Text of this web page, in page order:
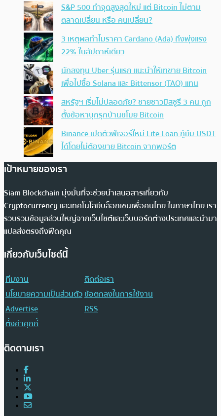
S&P 500 ทำจุดสูงสุดใหม่ แต่ Bitcoin ไม่ตาม
ตลาดเปลี่ยน หรือ คนเปลี่ยน?
3 เหตุผลทำไมราคา Cardano (Ada) ถึงพุ่งแรง
22% ในสัปดาห์เดียว
นักลงทุน Uber รุ่นแรก แนะนำให้เทขาย Bitcoin
เพื่อไปซื้อ Solana และ Bittensor (TAO) แทน
สหรัฐฯ เริ่มไม่ปลอดภัย? ชายชาวมิสซูรี 3 คน ถูก
ตั้งข้อหาบุกรุกบ้านขโมย Bitcoin
Binance เปิดตัวฟีเจอร์ใหม่ Lite Loan กู้ยืม USDT
ได้โดยไม่ต้องขาย Bitcoin จากพอร์ต
เป้าหมายของเรา
Siam Blockchain มุ่งมั่นที่จะช่วยนำเสนอสารเกี่ยวกับ
Cryptocurrency และเทคโนโลยีบล็อกเชนเพื่อคนไทย ในภาษาไทย เรา
รวบรวมข้อมูลส่วนใหญ่จากเว็บไซต์และเว็บบอร์ดต่างประเทศและนำมา
แปลส่งตรงถึงฟีดคุณ
เกี่ยวกับเว็บไซต์นี้
ทีมงาน
ติดต่อเรา
นโยบายความเป็นส่วนตัวข้อตกลงในการใช้งาน
Advertise
RSS
ตั้งค่าคุกกี้
ติดตามเรา